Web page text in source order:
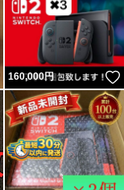
いいね！
160,000円